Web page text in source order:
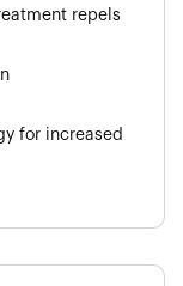
repels
for increased